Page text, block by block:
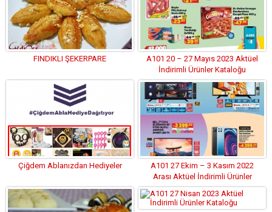
FINDIKLI ŞEKERPARE
A101 20 – 27 Mayıs 2023 Aktüel
İndirimli Ürünler Kataloğu
Çiğdem Ablanızdan Hediyeler
A101 27 Ekim – 3 Kasım 2022
Arası Aktüel İndirimli Ürünler
Kataloğu